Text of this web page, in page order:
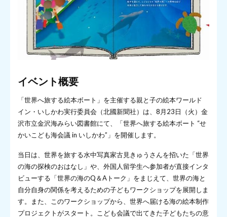
イベント概要
「世界へ旅する絵本ボート」を主催する親と子の絵本ワールド
イン・いしかわ実行委員会（北國新聞社）は、8月23日（火）金
沢市立金沢海みらい図書館にて、「世界へ旅する絵本ボート “せ
かいこども海会議 in いしかわ”」を開催します。
当日は、世界を旅する水中写真家古見きゅうさんを招いた「世界
の海の探検のおはなし」や、外国人留学生へ参加者が直接インタ
ビューする「世界の海のQ＆Aトーク」をまじえて、世界の海と
自分自身の関係を考えるための子どもワークショップを展開しま
す。また、このワークショップから、世界へ届ける海の絵本制作
プロジェクトがスタート。こども会議で出てきた子どもたちの意